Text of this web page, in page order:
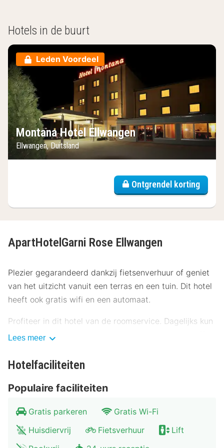
Hotels in de buurt
Leden Voordeel
Montana Hotel Ellwangen
Ellwangen, Duitsland
Ontgrendel korting
ApartHotelGarni Rose Ellwangen
Plezier gegarandeerd dankzij fietsenverhuur of geniet
van het uitzicht vanuit een terras en een tuin. Dit hotel
heeft ook gratis wifi en een automaat.
Profiteer in dit hotel van de roomservice. Dagelijks kun
je tegen betaling genieten van een lekker ontbijtbuffet,
Enkele van de voorzieningen zijn gratis kranten in de
lobby, een bagageopslagruimte en een wasserij. Ter
plaatse heb je gratis parkeerplaatsen.
Overnacht in één van de 37 kamers met een smart-tv.
Dankzij gratis wifi blijf je online, terwijl de tv met
satellietzenders zorgt voor het kijkplezier. De
Lees meer
Hotelfaciliteiten
Populaire faciliteiten
Gratis parkeren
Gratis Wi-Fi
Huisdiervrij
Fietsverhuur
Lift